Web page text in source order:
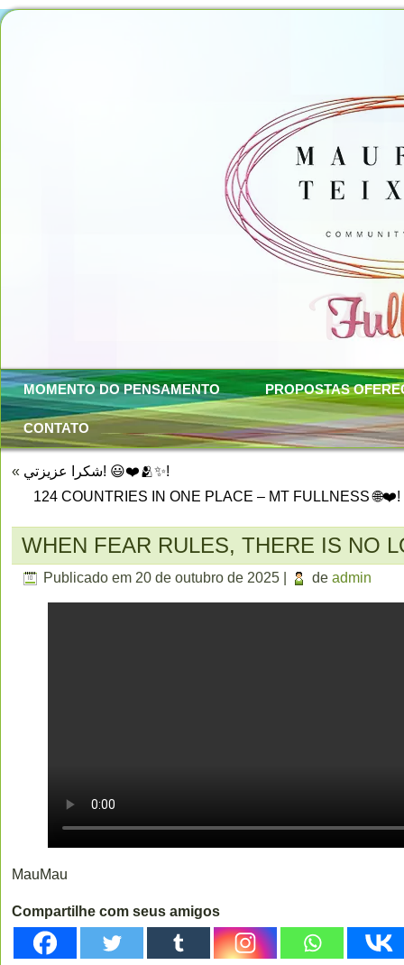
MOMENTO DO PENSAMENTO PROPOSTAS
CONTATO
«
شكرا عزيزتي! 😃❤️🫂✨!
124 COUNTRIES IN ONE PLACE – MT FULLNESS
WHEN FEAR RULES, THERE IS NO
Publicado em 20 de outubro de 2025 de admin
MauMau
Compartilhe com seus amigos